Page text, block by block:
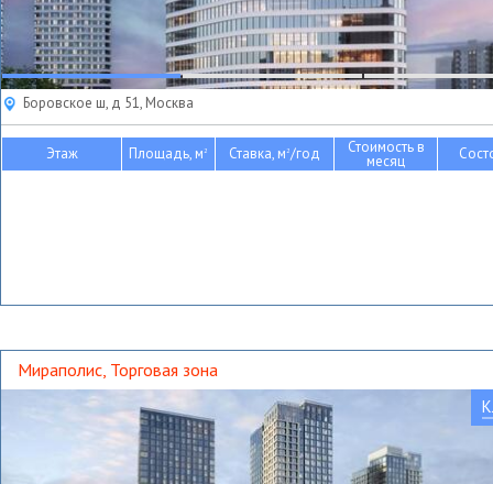
Боровское ш, д 51, Москва
Этаж Площадь, м2 Ставка, м2/год Стоимость в
месяц
Мираполис, Торговая зона